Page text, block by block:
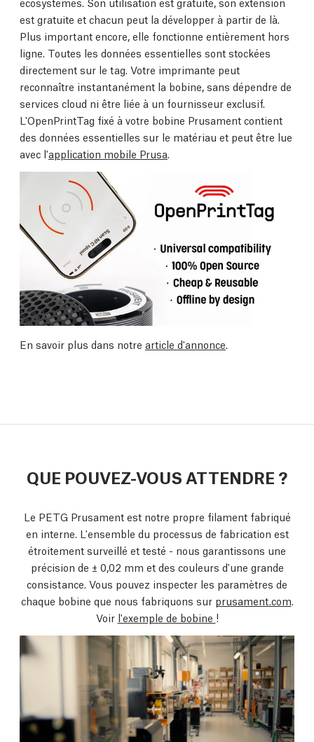
est gratuite et chacun peut la développer à partir de là.
Plus important encore, elle fonctionne entièrement hors
ligne. Toutes les données essentielles sont stockées
directement sur le tag. Votre imprimante peut
reconnaître instantanément la bobine, sans dépendre de
services cloud ni être liée à un fournisseur exclusif.
L'OpenPrintTag fixé à votre bobine Prusament contient
des données essentielles sur le matériau et peut être lue
avec l'application mobile Prusa
En savoir plus dans notre article d'annonce
QUE POUVEZ-VOUS ATTENDRE ?
Le PETG Prusament est notre propre filament fabriqué
en interne. L'ensemble du processus de fabrication est
étroitement surveillé et testé - nous garantissons une
précision de ± 0,02 mm et des couleurs d'une grande
consistance. Vous pouvez inspecter les paramètres de
chaque bobine que nous fabriquons sur prusament.com
Voir l'exemple de bobine !